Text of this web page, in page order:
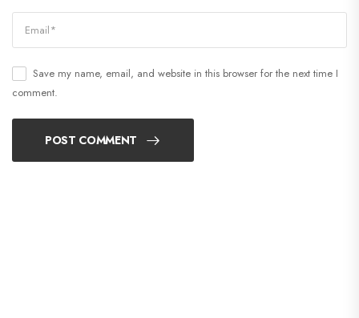
Save my name, email, and website in this browser for the next time I
comment.
POST COMMENT